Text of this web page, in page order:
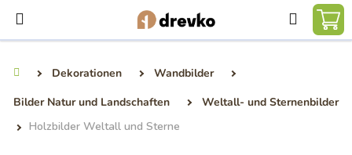
Inhalt
springen
Suchen
Dekorationen
Wandbilder
Bilder Natur und Landschaften
Weltall- und Sternenbilder
Holzbilder Weltall und Sterne